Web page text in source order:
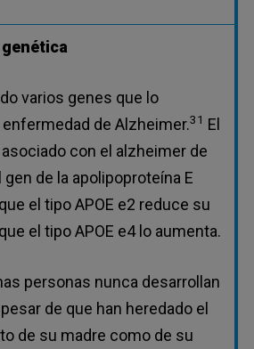
varios genes que lo
de Alzheimer.31 El
con el alzheimer de
de la apolipoproteína E
el tipo APOE e2 reduce su
el tipo APOE e4 lo aumenta.
personas nunca desarrollan
de que han heredado el
de su madre como de su